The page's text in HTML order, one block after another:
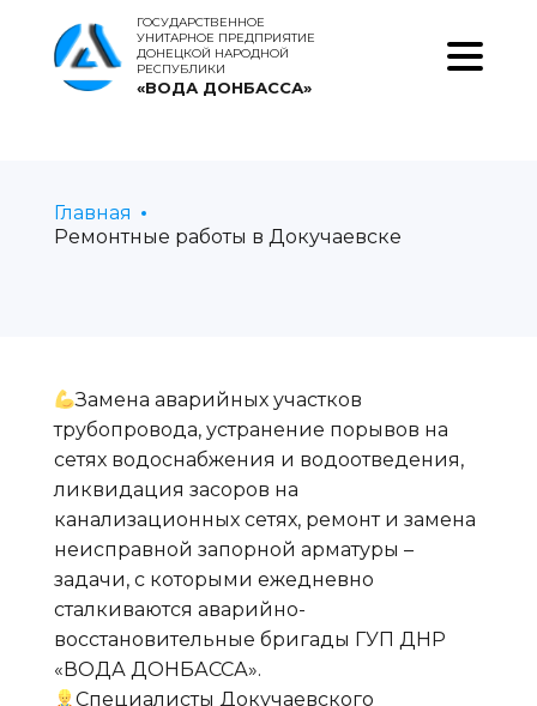
ГОСУДАРСТВЕННОЕ
УНИТАРНОЕ ПРЕДПРИЯТИЕ
ДОНЕЦКОЙ НАРОДНОЙ
РЕСПУБЛИКИ
«ВОДА ДОНБАССА»
Главная
Ремонтные работы в Докучаевске
Замена аварийных участков
трубопровода, устранение порывов на
сетях водоснабжения и водоотведения,
ликвидация засоров на
канализационных сетях, ремонт и замена
неисправной запорной арматуры –
задачи, с которыми ежедневно
сталкиваются аварийно-
восстановительные бригады ГУП ДНР
«ВОДА ДОНБАССА».
‍Специалисты Докучаевского